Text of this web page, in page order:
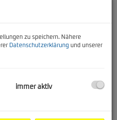
Angebot genau das
zu speichern. Nähere
Datenschutzerklärung und unserer
immer aktiv